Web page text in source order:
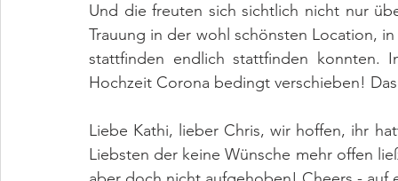
Und die freuten sich sichtlich nicht nur
Trauung in der wohl schönsten Location,
stattfinden endlich stattfinden konnten.
Hochzeit Corona bedingt verschieben!
Liebe Kathi, lieber Chris, wir hoffen, ihr
Liebsten der keine Wünsche mehr offen